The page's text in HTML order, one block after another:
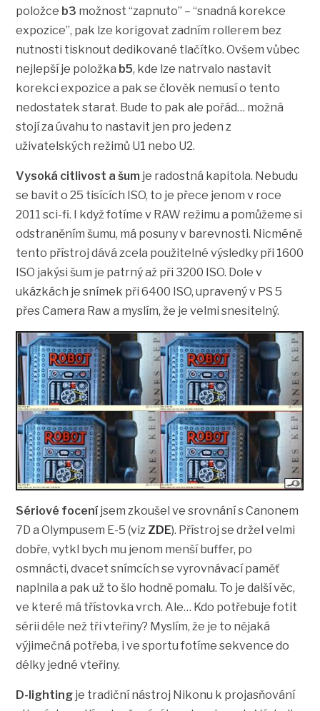
položce b3 možnost “zapnuto” – “snadná korekce
expozice”, pak lze korigovat zadním rollerem bez
nutnosti tisknout dedikované tlačítko. Ovšem vůbec
nejlepší je položka b5, kde lze natrvalo nastavit
korekci expozice a pak se člověk nemusí o tento
nedostatek starat. Bude to pak ale pořád… možná
stojí za úvahu to nastavit jen pro jeden z
uživatelských režimů U1 nebo U2.
Vysoká citlivost a šum je radostná kapitola. Nebudu
se bavit o 25 tisících ISO, to je přece jenom v roce
2011 sci-fi. I když fotíme v RAW režimu a pomůžeme si
odstraněním šumu, má posuny v barevnosti. Nicméně
tento přístroj dává zcela použitelné výsledky při 1600
ISO jakýsi šum je patrný až při 3200 ISO. Dole v
ukázkách je snímek při 6400 ISO, upravený v PS 5
přes Camera Raw a myslím, že je velmi snesitelný.
Sériové foceníjsem zkoušel ve srovnání s Canonem
7D a Olympusem E-5 (viz ZDE). Přístroj se držel velmi
dobře, vytkl bych mu jenom menší buffer, po
osmnácti, dvacet snímcích se vyrovnávací paměť
naplnila a pak už to šlo hodně pomalu. To je další věc,
ve které má třístovka vrch. Ale… Kdo potřebuje fotit
sérii déle než tři vteřiny? Myslím, že je to nějaká
výjimečná potřeba, i ve sportu fotíme sekvence do
délky jedné vteřiny.
D-lighting je tradiční nástroj Nikonu k projasňování